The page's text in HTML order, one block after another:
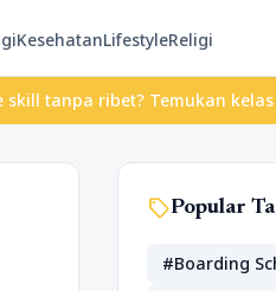
KesehatanLifestyleReligi
ribet? Temukan kelas seru
sellPopular
#Boarding